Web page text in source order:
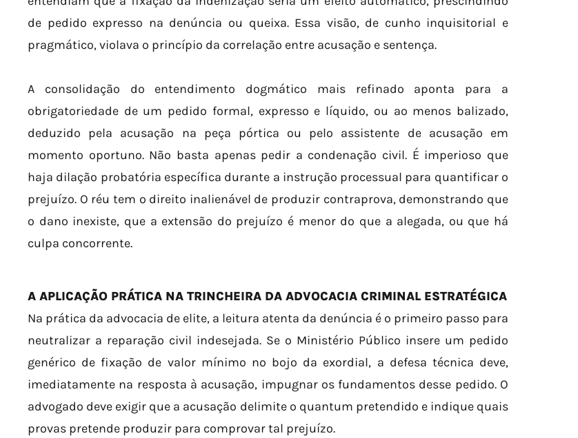
de pedido expresso na denúncia ou queixa. Essa visão, de cunho inquisitorial e
pragmático, violava o princípio da correlação entre acusação e sentença.
A consolidação do entendimento dogmático mais refinado aponta para a
obrigatoriedade de um pedido formal, expresso e líquido, ou ao menos balizado,
deduzido pela acusação na peça pórtica ou pelo assistente de acusação em
momento oportuno. Não basta apenas pedir a condenação civil. É imperioso que
haja dilação probatória específica durante a instrução processual para quantificar o
prejuízo. O réu tem o direito inalienável de produzir contraprova, demonstrando que
o dano inexiste, que a extensão do prejuízo é menor do que a alegada, ou que há
culpa concorrente.
A APLICAÇÃO PRÁTICA NA TRINCHEIRA DA ADVOCACIA CRIMINAL ESTRATÉGICA
Na prática da advocacia de elite, a leitura atenta da denúncia é o primeiro passo para
neutralizar a reparação civil indesejada. Se o Ministério Público insere um pedido
genérico de fixação de valor mínimo no bojo da exordial, a defesa técnica deve,
imediatamente na resposta à acusação, impugnar os fundamentos desse pedido. O
advogado deve exigir que a acusação delimite o quantum pretendido e indique quais
provas pretende produzir para comprovar tal prejuízo.